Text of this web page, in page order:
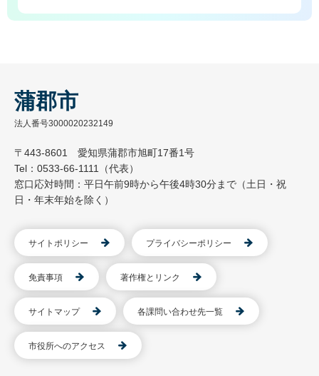
蒲郡市
法人番号3000020232149
〒443-8601 愛知県蒲郡市旭町17番1号
Tel：0533-66-1111（代表）
窓口応対時間：平日午前9時から午後4時30分まで（土日・祝
日・年末年始を除く）
サイトポリシー プライバシーポリシー
免責事項 著作権とリンク
サイトマップ 各課問い合わせ先一覧
市役所へのアクセス